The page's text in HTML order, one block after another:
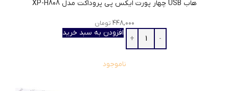
هاب USB چهار پورت ایکس پی پروداکت مدل XP-H808
۴۴۸,۰۰۰ تومان
افزودن به سبد خرید
ناموجود